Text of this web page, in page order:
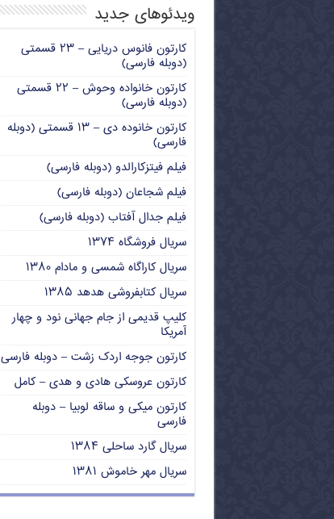
ویدئوهای جدید
کارتون فانوس دریایی – ۲۳ قسمتی
(دوبله فارسی)
کارتون خانواده وحوش – ۲۲ قسمتی
(دوبله فارسی)
کارتون خانوده دی – ۱۳ قسمتی (دوبله
فارسی)
فیلم فیتزکارالدو (دوبله فارسی)
فیلم شجاعان (دوبله فارسی)
فیلم جدال آفتاب (دوبله فارسی)
سریال فروشگاه ۱۳۷۴
سریال کاراگاه شمسی و مادام ۱۳۸۰
سریال کتابفروشی هدهد ۱۳۸۵
کلیپ قدیمی از جام جهانی نود و چهار
آمریکا
کارتون جوجه اردک زشت – دوبله فارسی
کارتون عروسکی هادی و هدی – کامل
کارتون میکی و ساقه لوبیا – دوبله
فارسی
سریال گارد ساحلی ۱۳۸۴
سریال مهر خاموش ۱۳۸۱